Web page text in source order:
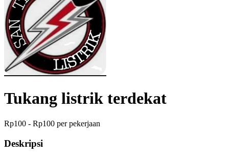
Tukang listrik terdekat
Rp100 - Rp100 per pekerjaan
Deskripsi